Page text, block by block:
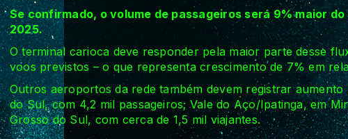
Se confirmado, o volume de passageiros será 9% maior
2025.
O terminal carioca deve responder pela maior parte desse
voos previstos – o que representa crescimento de 7% em
Outros aeroportos da rede também devem registrar
do Sul, com 4,2 mil passageiros; Vale do Aço/Ipatinga, em
Grosso do Sul, com cerca de 1,5 mil viajantes.